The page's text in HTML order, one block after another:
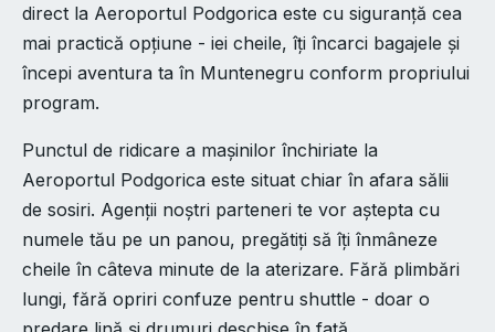
direct la Aeroportul Podgorica este cu siguranță cea
mai practică opțiune - iei cheile, îți încarci bagajele și
începi aventura ta în Muntenegru conform propriului
program.
Punctul de ridicare a mașinilor închiriate la
Aeroportul Podgorica este situat chiar în afara sălii
de sosiri. Agenții noștri parteneri te vor aștepta cu
numele tău pe un panou, pregătiți să îți înmâneze
cheile în câteva minute de la aterizare. Fără plimbări
lungi, fără opriri confuze pentru shuttle - doar o